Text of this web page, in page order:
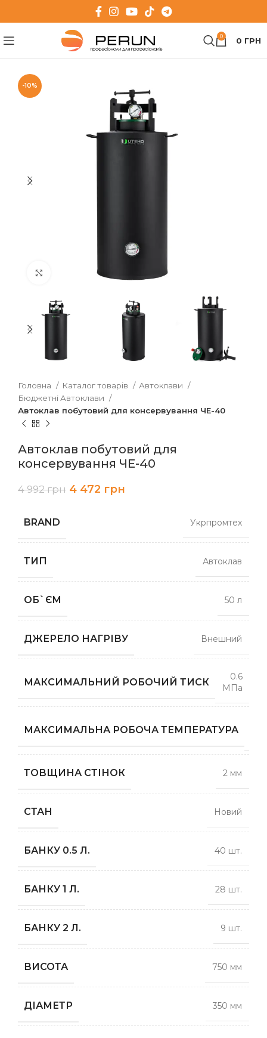
0 0 ГРН
-10%
Клацніть, щоб збільшити
Головна Каталог товарів
Автоклави
Бюджетні Автоклави
Автоклав побутовий для консервування ЧЕ-40
Автоклав побутовий для
консервування ЧЕ-40
4 992грн 4 472 грн
BRAND Укрпромтех
ТИП Автоклав
ОБ`ЄМ 50 л
ДЖЕРЕЛО НАГРІВУ Внешний
МАКСИМАЛЬНИЙ РОБОЧИЙ ТИСК
0.6
МПа
МАКСИМАЛЬНА РОБОЧА ТЕМПЕРАТУРА
ТОВЩИНА СТІНОК 2 мм
СТАН Новий
БАНКУ 0.5 Л. 40 шт.
БАНКУ 1 Л. 28 шт.
БАНКУ 2 Л. 9 шт.
ВИСОТА 750 мм
ДІАМЕТР 350 мм